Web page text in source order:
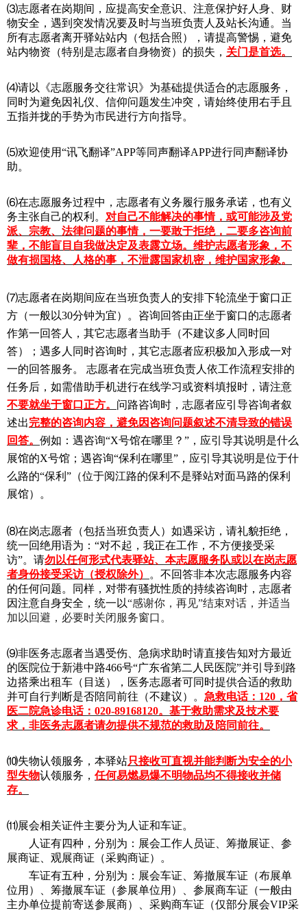
⑶志愿者在岗期间，应提高安全意识、注意保护好人身、财
物安全，遇到突发情况要及时与当班负责人及站长沟通。当
所有志愿者离开驿站站内（包括合照），请提高警惕，避免
站内物资（特别是志愿者自身物资）的损失， 关门是首选。
⑷请以《志愿服务交往常识》为基础提供适合的志愿服务，
同时为避免因礼仪、信仰问题发生冲突，请始终使用右手且
五指并拢的手势为市民进行方向指导。
⑸欢迎使用“讯飞翻译”APP等同声翻译APP进行同声翻译协
助。
⑹在志愿服务过程中，志愿者有义务履行服务承诺，也有义
务主张自己的权利。 对自己不能解决的事情，或可能涉及党
派、宗教、法律问题的事情，一要敢于拒绝，二要多咨询前
辈，不能盲目自我做决定及表露立场。维护志愿者形象，不
做有损国格、人格的事，不泄露国家机密，维护国家形象。
⑺志愿者在岗期间应在当班负责人的安排下轮流坐于窗口正
方（一般以30分钟为宜）。咨询回答由正坐于窗口的志愿者
作第一回答人，其它志愿者当助手（不建议多人同时回
答）；遇多人同时咨询时，其它志愿者应积极加入形成一对
一的回答服务。 志愿者在完成当班负责人依工作流程安排的
任务后， 如需借助手机进行在线学习或资料填报时，请注意
不要就坐于窗口正方。 问路咨询时， 志愿者应引导咨询者叙
述出完整的咨询内容，避免因咨询问题叙述不清导致的错误
回答。 例如：遇咨询“X号馆在哪里？”，应引导其说明是什么
展馆的X号馆；遇咨询“保利在哪里”，应引导其说明是位于什
么路的“保利”（位于阅江路的保利不是驿站对面马路的保利
展馆）。
⑻在岗志愿者（包括当班负责人）如遇采访，请礼貌拒绝，
统一回绝用语为：“对不起，我正在工作，不方便接受采
访”。 请勿以任何形式代表驿站、本志愿服务队或以在岗志愿
者身份接受采访（授权除外）
。不回答非本次志愿服务内容
的任何问题。同样，对带有骚扰性质的持续咨询时，志愿者
因注意自身安全，统一以“感谢你，再见”结束对话，并适当
加以回避，必要时关闭服务窗口。
⑼非医务志愿者当遇受伤、急病求助时请直接告知对方最近
的医院位于新港中路466号“广东省第二人民医院”并引导到路
边搭乘出租车（目送），医务志愿者可同时提供合适的救助
并可自行判断是否陪同前往（不建议）。 急救电话：120，省
医二院急诊电话：020-89168120。基于救助需求及技术要
求，非医务志愿者请勿提供不规范的救助及陪同前往。
⑽失物认领服务，本驿站只接收可直视并能判断为安全的小
型失物认领服务， 任何易燃易爆不明物品均不得接收并储
存。
⑾展会相关证件主要分为人证和车证。
人证有四种，分别为：展会工作人员证、筹撤展证、参
展商证、观展商证（采购商证）。
车证有五种，分别为：展会车证、筹撤展车证（布展单
位用）、筹撤展车证（参展单位用）、参展商车证（一般由
主办单位提前寄送参展商）、采购商车证（仅部分展会VIP采